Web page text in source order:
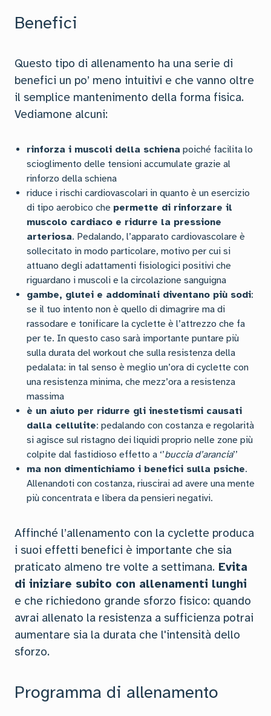
Benefici
Questo tipo di allenamento ha una serie di
benefici un po’ meno intuitivi e che vanno oltre
il semplice mantenimento della forma fisica.
Vediamone alcuni:
rinforza i muscoli della schiena poiché facilita lo
scioglimento delle tensioni accumulate grazie al
rinforzo della schiena
riduce i rischi cardiovascolari in quanto è un esercizio
di tipo aerobico che permette di rinforzare il
muscolo cardiaco e ridurre la pressione
arteriosa. Pedalando, l’apparato cardiovascolare è
sollecitato in modo particolare, motivo per cui si
attuano degli adattamenti fisiologici positivi che
riguardano i muscoli e la circolazione sanguigna
gambe, glutei e addominali diventano più sodi:
se il tuo intento non è quello di dimagrire ma di
rassodare e tonificare la cyclette è l’attrezzo che fa
per te. In questo caso sarà importante puntare più
sulla durata del workout che sulla resistenza della
pedalata: in tal senso è meglio un’ora di cyclette con
una resistenza minima, che mezz’ora a resistenza
massima
è un aiuto per ridurre gli inestetismi causati
dalla cellulite: pedalando con costanza e regolarità
si agisce sul ristagno dei liquidi proprio nelle zone più
colpite dal fastidioso effetto a ‘’buccia d’arancia’’
ma non dimentichiamo i benefici sulla psiche.
Allenandoti con costanza, riuscirai ad avere una mente
più concentrata e libera da pensieri negativi.
Affinché l’allenamento con la cyclette produca
i suoi effetti benefici è importante che sia
praticato almeno tre volte a settimana. Evita
di iniziare subito con allenamenti lunghi
e che richiedono grande sforzo fisico: quando
avrai allenato la resistenza a sufficienza potrai
aumentare sia la durata che l'intensità dello
sforzo.
Programma di allenamento